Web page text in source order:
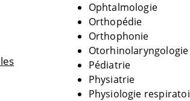
Ophtalmologie
Orthopédie
Orthophonie
Otorhinolaryngologie
Pédiatrie
Physiatrie
Physiologie